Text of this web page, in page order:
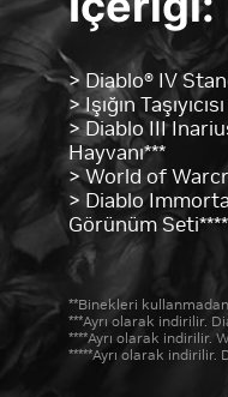
> Diablo® IV
> Işığın
> Diablo III
Hayvanı***
> World of
> Diablo
Görünüm
**Binekleri
***Ayrı olarak indirilir.
****Ayrı olarak indirilir.
*****Ayrı olarak